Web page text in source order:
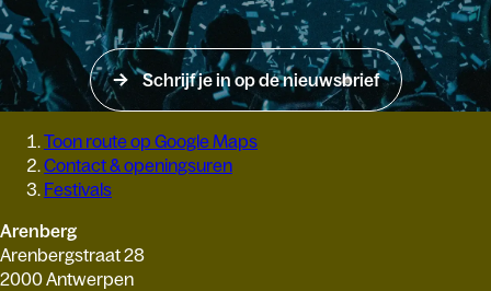
Schrijf je in op de nieuwsbrief
Toon route op Google Maps
Contact & openingsuren
Festivals
Arenberg
Arenbergstraat 28
2000 Antwerpen